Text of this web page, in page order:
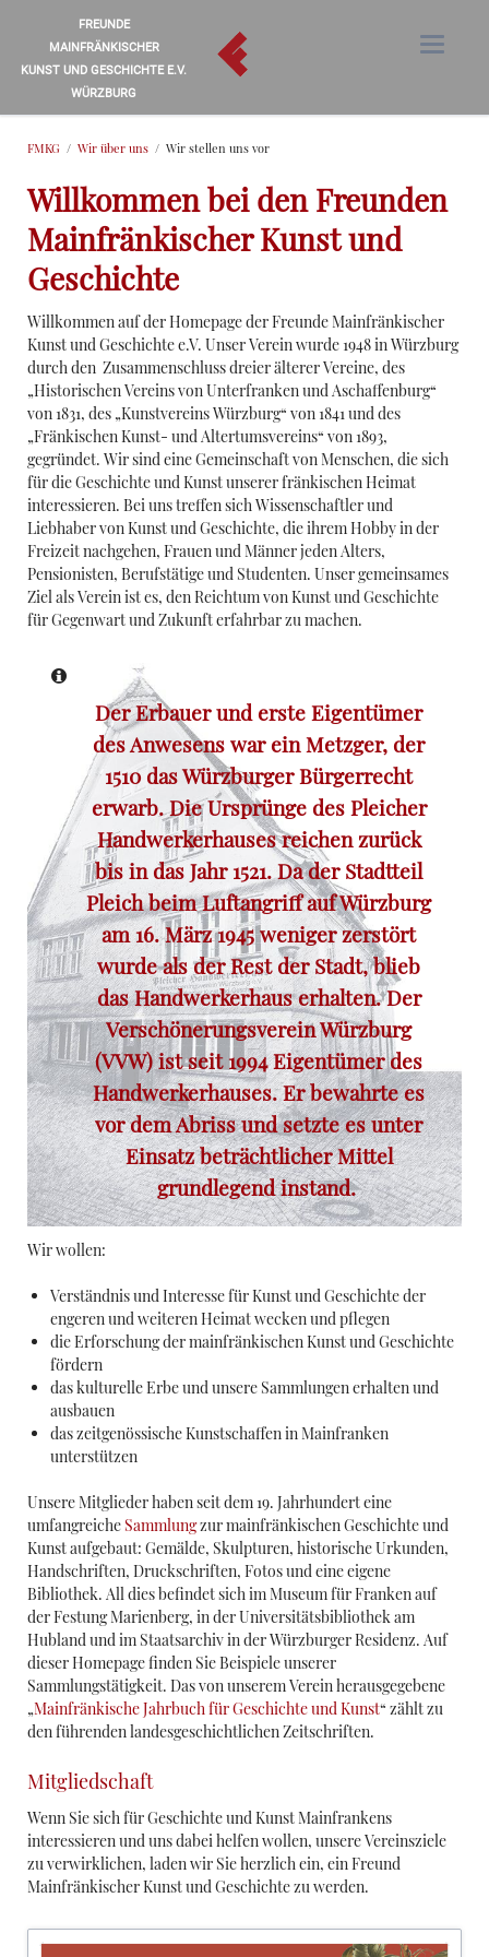
FREUNDE
MAINFRÄNKISCHER
KUNST UND GESCHICHTE E.V.
WÜRZBURG
FMKG Wir über uns Wir stellen uns vor
Willkommen bei den Freunden
Mainfränkischer Kunst und
Geschichte
Willkommen auf der Homepage der Freunde Mainfränkischer
Kunst und Geschichte e.V. Unser Verein wurde 1948 in Würzburg
durch den Zusammenschluss dreier älterer Vereine, des
„Historischen Vereins von Unterfranken und Aschaffenburg“
von 1831, des „Kunstvereins Würzburg“ von 1841 und des
„Fränkischen Kunst- und Altertumsvereins“ von 1893,
gegründet. Wir sind eine Gemeinschaft von Menschen, die sich
für die Geschichte und Kunst unserer fränkischen Heimat
interessieren. Bei uns treffen sich Wissenschaftler und
Liebhaber von Kunst und Geschichte, die ihrem Hobby in der
Freizeit nachgehen, Frauen und Männer jeden Alters,
Pensionisten, Berufstätige und Studenten. Unser gemeinsames
Ziel als Verein ist es, den Reichtum von Kunst und Geschichte
für Gegenwart und Zukunft erfahrbar zu machen.
Der Erbauer und erste Eigentümer
des Anwesens war ein Metzger, der
1510 das Würzburger Bürgerrecht
erwarb.Die Ursprünge des Pleicher
Handwerkerhausesreichen zurück
bis in das Jahr 1521. Da der Stadtteil
Pleich beim Luftangriff auf Würzburg
am 16. März 1945 weniger zerstört
wurde als der Rest der Stadt, blieb
das Handwerkerhaus erhalten. Der
Verschönerungsverein Würzburg
(VVW) ist seit 1994 Eigentümer des
Handwerkerhauses. Er bewahrte es
vor dem Abriss und setzte es unter
Einsatz beträchtlicher Mittel
grundlegend instand.
Wir wollen:
Verständnis und Interesse für Kunst und Geschichte der
engeren und weiteren Heimat wecken und pflegen
die Erforschung der mainfränkischen Kunst und Geschichte
fördern
das kulturelle Erbe und unsere Sammlungen erhalten und
ausbauen
das zeitgenössische Kunstschaffen in Mainfranken
unterstützen
Unsere Mitglieder haben seit dem 19. Jahrhundert eine
umfangreiche Sammlungzur mainfränkischen Geschichte und
Kunst aufgebaut: Gemälde, Skulpturen, historische Urkunden,
Handschriften, Druckschriften, Fotos und eine eigene
Bibliothek. All dies befindet sich im Museum für Franken auf
der Festung Marienberg, in der Universitätsbibliothek am
Hubland und im Staatsarchiv in der Würzburger Residenz. Auf
dieser Homepage finden Sie Beispiele unserer
Sammlungstätigkeit. Das von unserem Verein herausgegebene
„Mainfränkische Jahrbuch für Geschichte und Kunst“ zählt zu
den führenden landesgeschichtlichen Zeitschriften.
Mitgliedschaft
Wenn Sie sich für Geschichte und Kunst Mainfrankens
interessieren und uns dabei helfen wollen, unsere Vereinsziele
zu verwirklichen, laden wir Sie herzlich ein, ein Freund
Mainfränkischer Kunst und Geschichte zu werden.